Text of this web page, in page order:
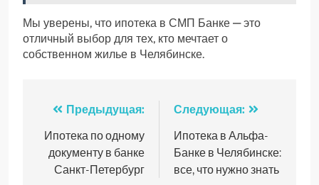
Мы уверены, что ипотека в СМП Банке — это
отличный выбор для тех, кто мечтает о
собственном жилье в Челябинске.
Навигация
по
записям
Предыдущая:
Ипотека по одному
документу в банке
Санкт-Петербург
Следующая:
Ипотека в Альфа-
Банке в Челябинске:
все, что нужно знать